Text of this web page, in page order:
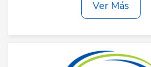
Ver Más